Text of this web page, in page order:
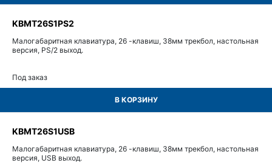
KBMT26S1PS2
Малогабаритная клавиатура, 26 -клавиш, 38мм трекбол, настольная
версия, PS/2 выход.
Под заказ
В КОРЗИНУ
KBMT26S1USB
Малогабаритная клавиатура, 26 -клавиш, 38мм трекбол, настольная
версия, USB выход.